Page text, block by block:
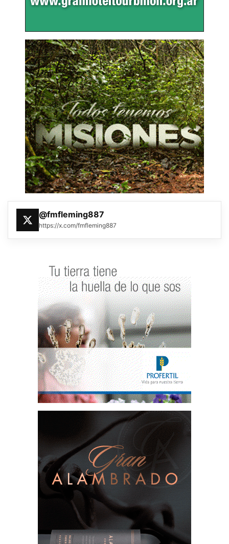
@fmfleming887
https://x.com/fmfleming887